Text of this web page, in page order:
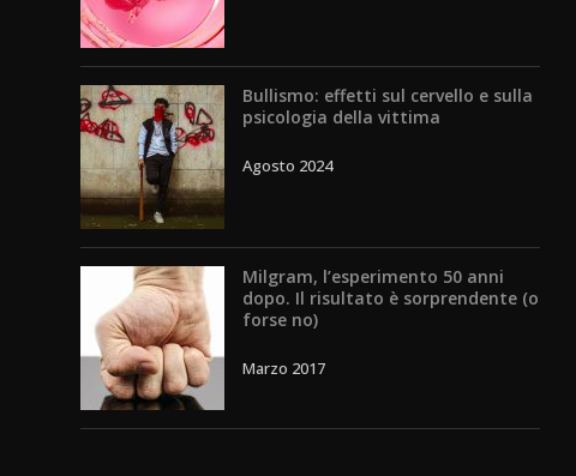
Bullismo: effetti sul cervello e sulla
psicologia della vittima
Agosto 2024
Milgram, l’esperimento 50 anni
dopo. Il risultato è sorprendente (o
forse no)
Marzo 2017